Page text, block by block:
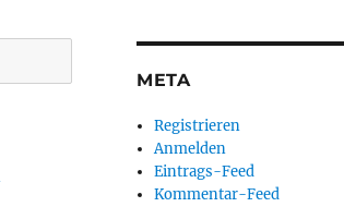
META
Registrieren
Anmelden
Eintrags-Feed
Kommentar-Feed